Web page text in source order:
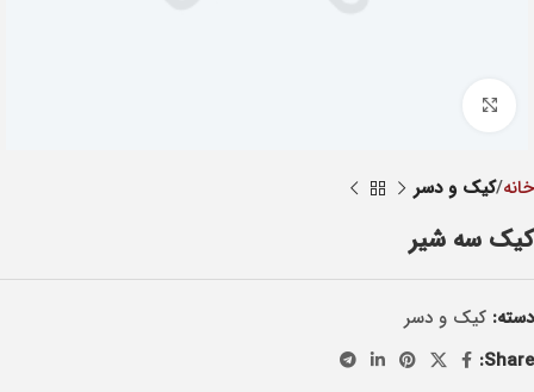
خانه کيک و دسر
کیک سه شیر
دسته: کيک و دسر
Share: